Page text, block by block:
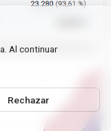
Al continuar
Rechazar